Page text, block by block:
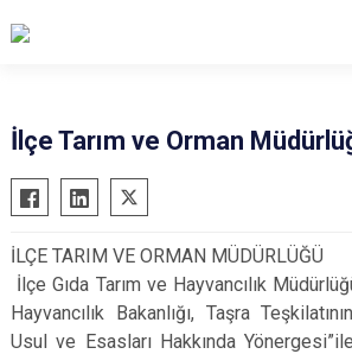
Akçakale
Birecik
Bozova
Ceylanpınar
Halfeti
Viranşehir
Haliliye
Eyyübiye
İlçe Tarım ve Orman
İLÇE TARIM VE ORMAN MÜDÜRLÜĞÜ
İlçe Gıda Tarım ve Hayvancılık
Hayvancılık Bakanlığı, Taşra
Usul ve Esasları Hakkında